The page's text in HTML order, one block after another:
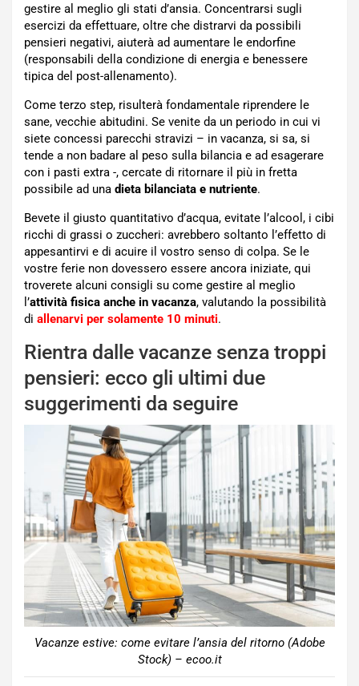
gestire al meglio gli stati d’ansia. Concentrarsi sugli
esercizi da effettuare, oltre che distrarvi da possibili
pensieri negativi, aiuterà ad aumentare le endorfine
(responsabili della condizione di energia e benessere
tipica del post-allenamento).
Come terzo step, risulterà fondamentale riprendere le
sane, vecchie abitudini. Se venite da un periodo in cui vi
siete concessi parecchi stravizi – in vacanza, si sa, si
tende a non badare al peso sulla bilancia e ad esagerare
con i pasti extra -, cercate di ritornare il più in fretta
possibile ad una dieta bilanciata e nutriente.
Bevete il giusto quantitativo d’acqua, evitate l’alcool, i cibi
ricchi di grassi o zuccheri: avrebbero soltanto l’effetto di
appesantirvi e di acuire il vostro senso di colpa. Se le
vostre ferie non dovessero essere ancora iniziate, qui
troverete alcuni consigli su come gestire al meglio
l’attività fisica anche in vacanza, valutando la possibilità
di allenarvi per solamente 10 minuti.
Rientra dalle vacanze senza troppi
pensieri: ecco gli ultimi due
suggerimenti da seguire
Vacanze estive: come evitare l’ansia del ritorno (Adobe
Stock) – ecoo.it